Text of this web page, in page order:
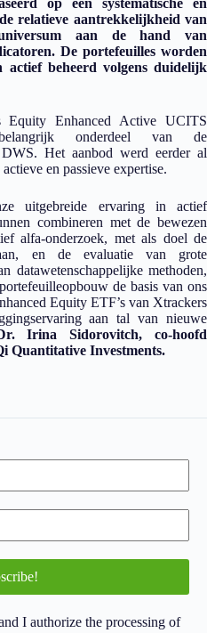
op een systematische en
relatieve aantrekkelijkheid van
aan de hand van
De portefeuilles worden
actief beheerd volgens duidelijk
Enhanced Active UCITS
onderdeel van de
DWS. Het aanbod werd eerder al
en passieve expertise.
uitgebreide ervaring in actief
combineren met de bewezen
alfa-onderzoek, met als doel de
en de evaluatie van grote
datawetenschappelijke methoden,
de basis van ons
Equity ETF’s van Xtrackers
aan tal van nieuwe
Irina Sidorovitch, co-hoofd
Quantitative Investments.
I authorize the processing of